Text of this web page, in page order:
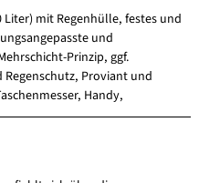
Liter) mit Regenhülle, festes und
und
Prinzip, ggf.
Proviant und
Handy,